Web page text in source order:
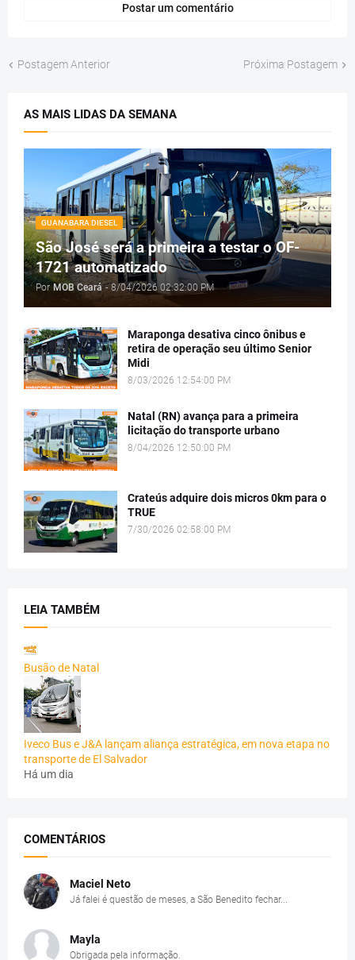
Postar um comentário
Postagem Anterior Próxima Postagem
AS MAIS LIDAS DA SEMANA
GUANABARA DIESEL
São José será a primeira a testar o OF-
1721 automatizado
Por MOB Ceará - 8/04/2026 02:32:00 PM
Maraponga desativa cinco ônibus e
retira de operação seu último Senior
Midi
8/03/2026 12:54:00 PM
Natal (RN) avança para a primeira
licitação do transporte urbano
8/04/2026 12:50:00 PM
Crateús adquire dois micros 0km para o
TRUE
7/30/2026 02:58:00 PM
LEIA TAMBÉM
Busão de Natal
Iveco Bus e J&A lançam aliança estratégica, em nova etapa no
transporte de El Salvador
Há um dia
COMENTÁRIOS
Maciel Neto
Já falei é questão de meses, a São Benedito fechar...
Mayla
Obrigada pela informação.